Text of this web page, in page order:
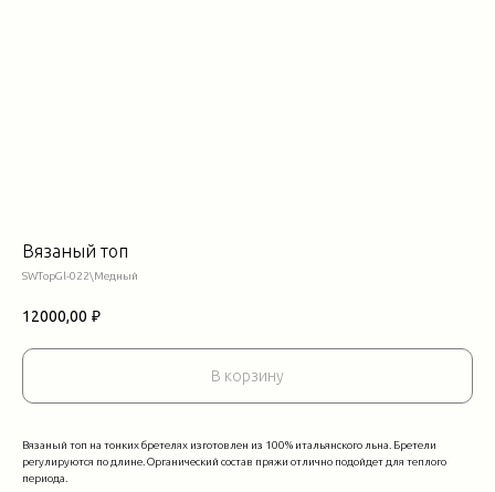
Вязаный топ
SWTopGl-022\Медный
12000,00 ₽
В корзину
Вязаный топ на тонких бретелях изготовлен из 100% итальянского льна. Бретели
регулируются по длине. Органический состав пряжи отлично подойдет для теплого
периода.